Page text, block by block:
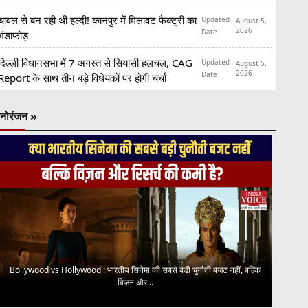
से बन रही थी हल्दी! कानपुर में मिलावट फैक्ट्री का Updated
Date
August 5,
2026
विधानसभा में 7 अगस्त से सियासी हलचल, CAG
के साथ तीन बड़े विधेयकों पर होगी चर्चा
Updated
Date
August 5,
2026
»
Bollywood vs Hollywood : भारतीय सिनेमा की सबसे बड़ी चुनौती बजट नहीं, बल्कि
विज़न और...